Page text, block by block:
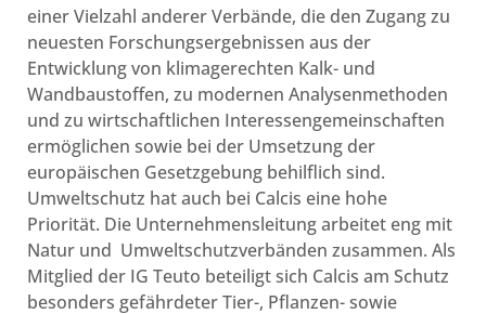
einer Vielzahl anderer Verbände, die den Zugang zu
neuesten Forschungsergebnissen aus der
Entwicklung von klimagerechten Kalk- und
Wandbaustoffen, zu modernen Analysenmethoden
und zu wirtschaftlichen Interessengemeinschaften
ermöglichen sowie bei der Umsetzung der
europäischen Gesetzgebung behilflich sind.
Umweltschutz hat auch bei Calcis eine hohe
Priorität. Die Unternehmensleitung arbeitet eng mit
Natur und Umweltschutzverbänden zusammen. Als
Mitglied der IG Teuto beteiligt sich Calcis am Schutz
besonders gefährdeter Tier-, Pflanzen- sowie